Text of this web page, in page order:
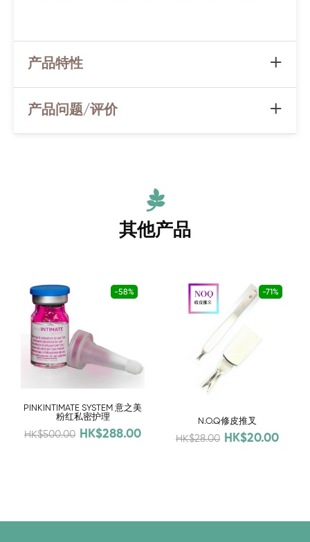
产品特性
产品问题/评价
其他产品
-58%
PINKINTIMATE SYSTEM 意之美
粉红私密护理
HK$500.00 HK$288.00
-71%
N.O.Q修皮推叉
HK$28.00 HK$20.00